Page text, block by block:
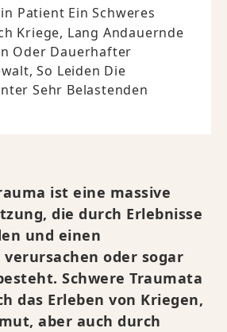
Patient Ein Schweres
Kriege, Lang Andauernde
Oder Dauerhafter
So Leiden Die
Sehr Belastenden
ist eine massive
die durch Erlebnisse
und einen
oder sogar
Schwere Traumata
das Erleben von Kriegen,
aber auch durch